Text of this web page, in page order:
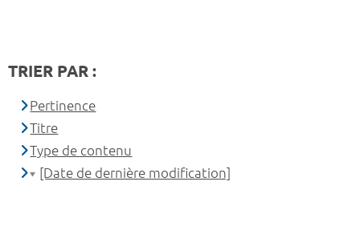
TRIER PAR :
Pertinence
Titre
Type de contenu
[Date de dernière modification]